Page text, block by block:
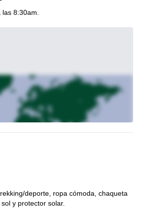
8:30am.
deporte, ropa cómoda, chaqueta
y protector solar.